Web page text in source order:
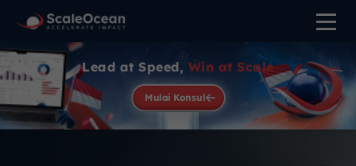
Lead at Speed, Win at Scale
Mulai Konsul